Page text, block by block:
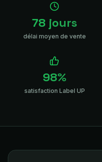
78 jours
délai moyen de vente
98%
satisfaction Label UP